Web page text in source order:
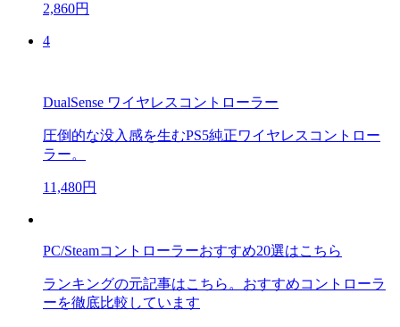
2,860円
4
DualSense ワイヤレスコントローラー
圧倒的な没入感を生むPS5純正ワイヤレスコントロー
ラー。
11,480円
PC/Steamコントローラーおすすめ20選はこちら
ランキングの元記事はこちら。おすすめコントローラ
ーを徹底比較しています